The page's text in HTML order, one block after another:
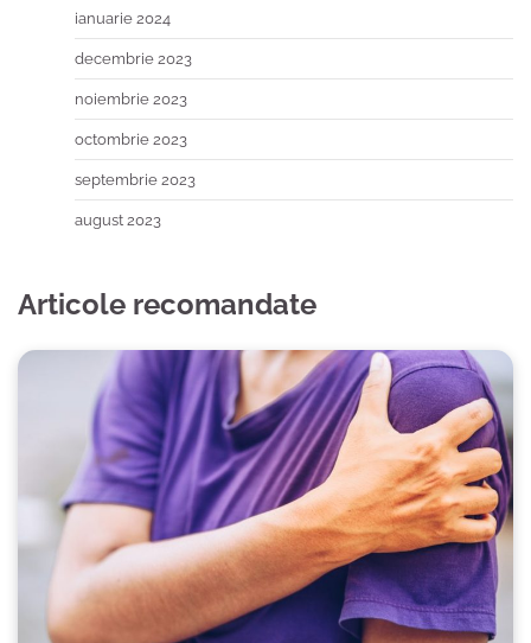
ianuarie 2024
decembrie 2023
noiembrie 2023
octombrie 2023
septembrie 2023
august 2023
Articole recomandate